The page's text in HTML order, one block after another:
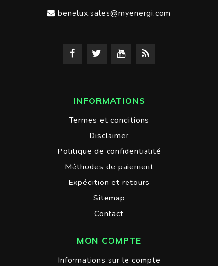
benelux.sales@myenergi.com
INFORMATIONS
Termes et conditions
Disclaimer
Politique de confidentialité
Méthodes de paiement
Expédition et retours
Sitemap
Contact
MON COMPTE
Informations sur le compte